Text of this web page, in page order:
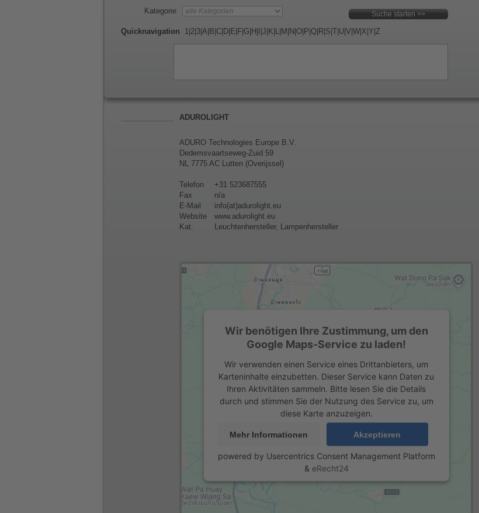
Kategorie
Quicknavigation 1 2 3 A B C D E F G H J K L M N O P Q R S T U V W X Y Z
ADUROLIGHT
ADURO Technologies Europe B.V.
Dedemsvaartseweg-Zuid 59
NL 7775 AC Lutten (Overijssel)
Telefon
+31 523687555
Fax
n/a
E-Mail
info(at)adurolight.eu
Website
www.adurolight.eu
Kat.
Leuchtenhersteller, Lampenhersteller
Wir benötigen Ihre Zustimmung, um den
Google Maps-Service zu laden!
Wir verwenden einen Service eines Drittanbieters, um
Karteninhalte einzubetten. Dieser Service kann Daten zu
Ihren Aktivitäten sammeln. Bitte lesen Sie die Details
durch und stimmen Sie der Nutzung des Service zu, um
diese Karte anzuzeigen.
Mehr Informationen Akzeptieren
powered by Usercentrics Consent Management Platform
& eRecht24